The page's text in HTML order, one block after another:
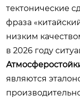
тектонические
фраза
низким
в 2026 году
являются